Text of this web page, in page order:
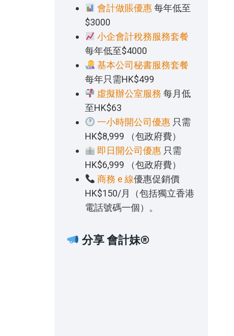
會計做賬優惠每年低至
$3000
小企會計稅務服務套餐
每年低至$4000
基本公司秘書服務套餐
每年只需HK$499
虛擬辦公室服務 每月低
至HK$63
一小時開公司優惠 只需
HK$8,999 （包政府費）
即日開公司優惠 只需
HK$6,999 （包政府費）
商務 e 線優惠促銷價
HK$150/月（包括獨立香港
電話號碼一個）。
分享 會計妹®